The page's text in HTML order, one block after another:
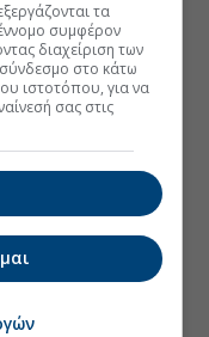
τα
συμφέρον
διαχείριση των
στο κάτω
ιστοτόπου, για να
σας στις